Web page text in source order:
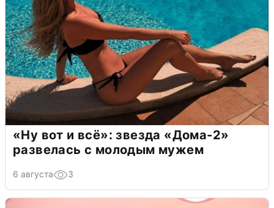
«Ну вот и всё»: звезда «Дома-2»
развелась с молодым мужем
6 августа 3